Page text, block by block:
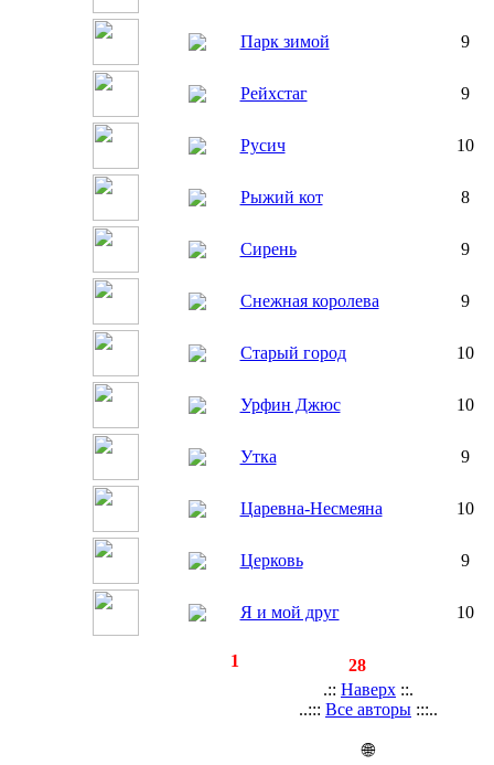
Парк зимой 9
Рейхстаг 9
Русич 10
Рыжий кот 8
Сирень 9
Снежная королева 9
Старый город 10
Урфин Джюс 10
Утка 9
Царевна-Несмеяна 10
Церковь 9
Я и мой друг 10
1
28
.:: Наверх ::.
..::: Все авторы :::..
🌐